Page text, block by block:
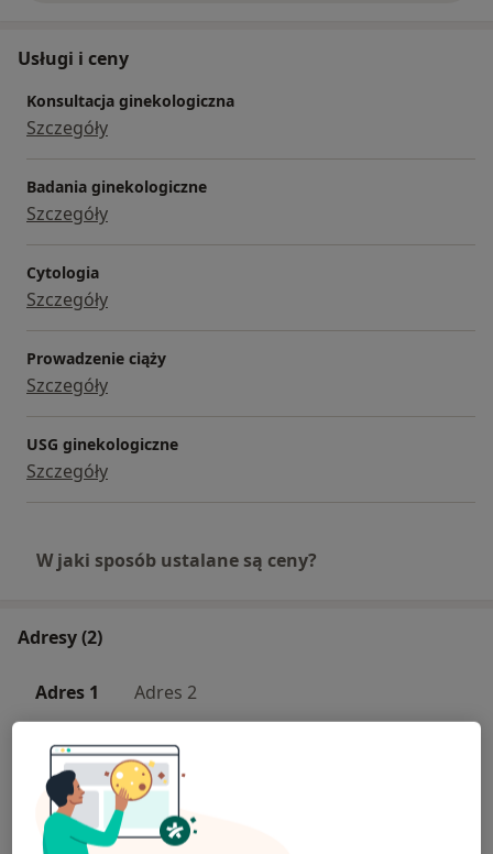
Usługi i ceny
Konsultacja ginekologiczna
Szczegóły
Badania ginekologiczne
Szczegóły
Cytologia
Szczegóły
Prowadzenie ciąży
Szczegóły
USG ginekologiczne
Szczegóły
W jaki sposób ustalane są ceny?
Adresy (2)
Adres 1 Adres 2
Centrum Medyczne EPIONE
Centrum Chirurgii Krótkoterminowej EPIONE,
Piotrowicka 68, Katowice,